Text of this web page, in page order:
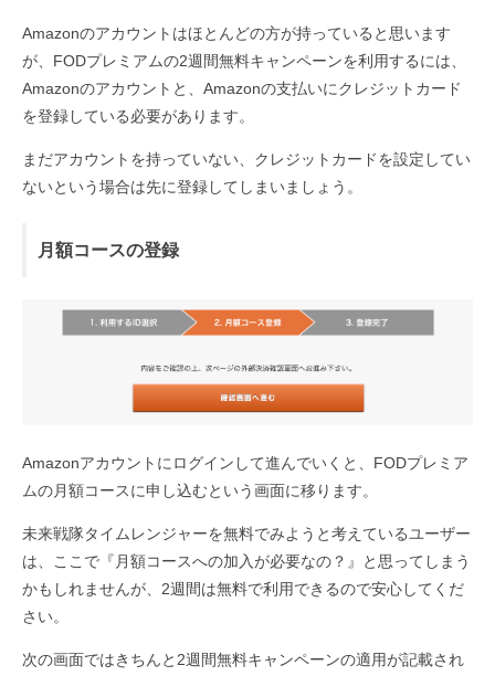
Amazonのアカウントはほとんどの方が持っていると思います
が、FODプレミアムの2週間無料キャンペーンを利用するには、
Amazonのアカウントと、Amazonの支払いにクレジットカード
を登録している必要があります。
まだアカウントを持っていない、クレジットカードを設定してい
ないという場合は先に登録してしまいましょう。
月額コースの登録
Amazonアカウントにログインして進んでいくと、FODプレミア
ムの月額コースに申し込むという画面に移ります。
未来戦隊タイムレンジャーを無料でみようと考えているユーザー
は、ここで『月額コースへの加入が必要なの？』と思ってしまう
かもしれませんが、2週間は無料で利用できるので安心してくだ
さい。
次の画面ではきちんと2週間無料キャンペーンの適用が記載され